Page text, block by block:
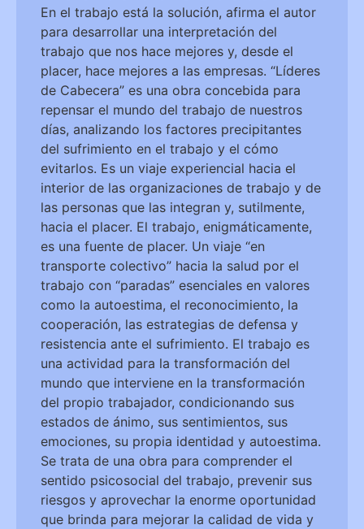
En el trabajo está la solución, afirma el autor
para desarrollar una interpretación del
trabajo que nos hace mejores y, desde el
placer, hace mejores a las empresas. “Líderes
de Cabecera” es una obra concebida para
repensar el mundo del trabajo de nuestros
días, analizando los factores precipitantes
del sufrimiento en el trabajo y el cómo
evitarlos. Es un viaje experiencial hacia el
interior de las organizaciones de trabajo y de
las personas que las integran y, sutilmente,
hacia el placer. El trabajo, enigmáticamente,
es una fuente de placer. Un viaje “en
transporte colectivo” hacia la salud por el
trabajo con “paradas” esenciales en valores
como la autoestima, el reconocimiento, la
cooperación, las estrategias de defensa y
resistencia ante el sufrimiento. El trabajo es
una actividad para la transformación del
mundo que interviene en la transformación
del propio trabajador, condicionando sus
estados de ánimo, sus sentimientos, sus
emociones, su propia identidad y autoestima.
Se trata de una obra para comprender el
sentido psicosocial del trabajo, prevenir sus
riesgos y aprovechar la enorme oportunidad
que brinda para mejorar la calidad de vida y